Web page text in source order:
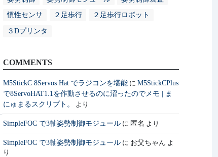
慣性センサ ２足歩行 ２足歩行ロボット
３Dプリンタ
COMMENTS
M5StickC 8Servos Hat でラジコンを堪能 に M5StickCPlus
で8ServoHAT1.1を作動させるのに沼ったのでメモ | ま
にゅまるスクリプト。
より
SimpleFOC で3軸姿勢制御モジュール に 匿名 より
SimpleFOC で3軸姿勢制御モジュール に お父ちゃん よ
り